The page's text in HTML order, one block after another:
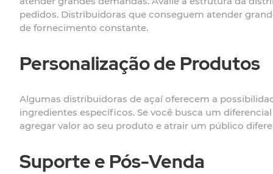
pedidos. Distribuidoras que conseguem atender
de fornecimento constante.
Personalização de Produtos
Algumas distribuidoras de açaí oferecem a
ingredientes específicos. Se você busca um
agregar valor ao seu produto e atrair um público
Suporte e Pós-Venda